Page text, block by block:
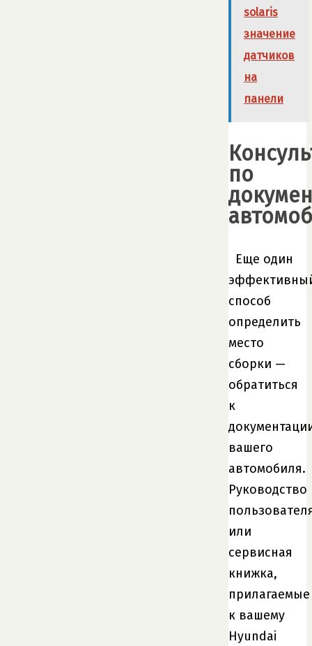
solaris
значение
датчиков
на
панели
по
Еще один
способ
определить
место
сборки —
обратиться
к
вашего
автомобиля.
Руководство
или
сервисная
книжка,
прилагаемые
к вашему
Hyundai